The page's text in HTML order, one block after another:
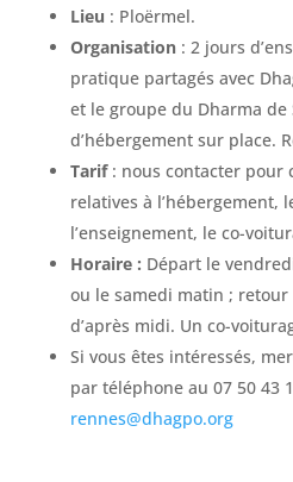
Lieu : Ploërmel.
Organisation: 2 jours
pratique partagés avec
et le groupe du Dharma
d’hébergement sur place.
Tarif: nous contacter pour
relatives à l’hébergement,
l’enseignement, le co-
Horaire : Départ le
ou le samedi matin ;
d’après midi. Un co-
Si vous êtes intéressés,
par téléphone au 07 50 43
rennes@dhagpo.org